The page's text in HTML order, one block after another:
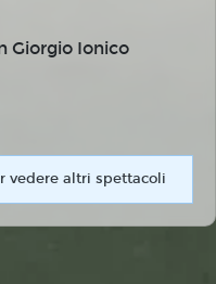
Giorgio Ionico
vedere altri spettacoli